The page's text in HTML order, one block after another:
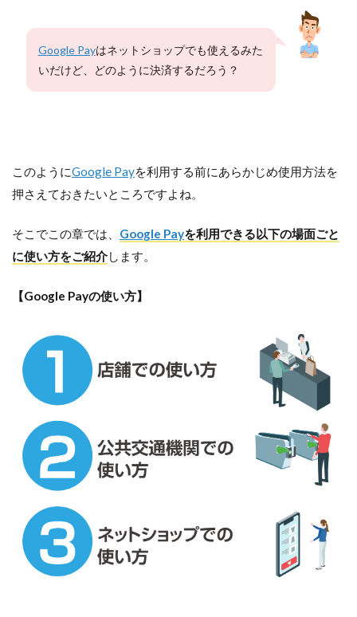
Google Payはネットショップでも使えるみた
いだけど、どのように決済するだろう？
このようにGoogle Payを利用する前にあらかじめ使用方法を
押さえておきたいところですよね。
そこでこの章では、 Google Payを利用できる以下の場面ごと
に使い方をご紹介します。
【Google Payの使い方】